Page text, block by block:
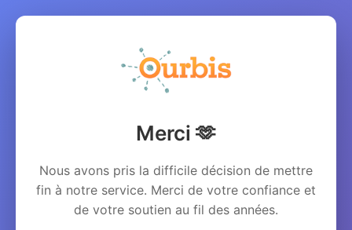
Merci 🫶
Nous avons pris la difficile décision de mettre
fin à notre service. Merci de votre confiance et
de votre soutien au fil des années.